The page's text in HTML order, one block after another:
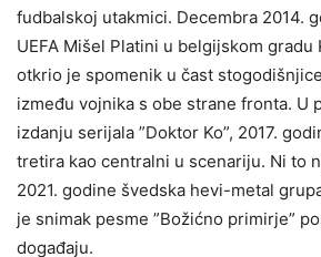
fudbalskoj utakmici. Decembra 2014.
UEFA Mišel Platini u belgijskom gradu
otkrio je spomenik u čast
između vojnika s obe strane fronta. U
izdanju serijala ”Doktor Ko”, 2017.
tretira kao centralni u scenariju. Ni to
2021. godine švedska hevi-metal
je snimak pesme ”Božićno primirje”
događaju.